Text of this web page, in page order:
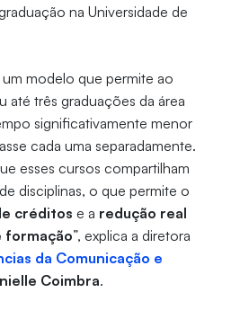
na Universidade de
um modelo que permite ao
até três graduações da área
significativamente menor
cada uma separadamente.
esses cursos compartilham
disciplinas, o que permite o
créditos e a redução real
formação”, explica a diretora
da Comunicação e
Coimbra.